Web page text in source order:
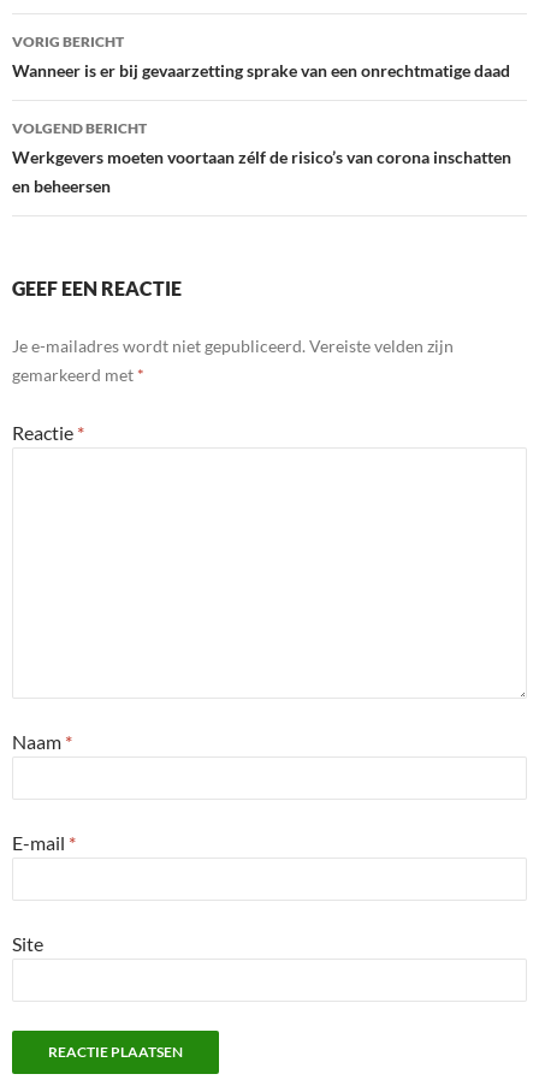
Bericht
navigatie
VORIG BERICHT
Wanneer is er bij gevaarzetting sprake van een onrechtmatige daad
VOLGEND BERICHT
Werkgevers moeten voortaan zélf de risico’s van corona inschatten
en beheersen
GEEF EEN REACTIE
Je e-mailadres wordt niet gepubliceerd. Vereiste velden zijn
gemarkeerd met *
Reactie *
Naam *
E-mail *
Site